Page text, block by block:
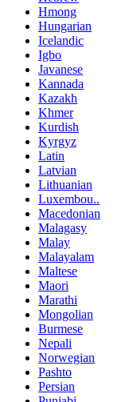
Hmong
Hungarian
Icelandic
Igbo
Javanese
Kannada
Kazakh
Khmer
Kurdish
Kyrgyz
Latin
Latvian
Lithuanian
Luxembou..
Macedonian
Malagasy
Malay
Malayalam
Maltese
Maori
Marathi
Mongolian
Burmese
Nepali
Norwegian
Pashto
Persian